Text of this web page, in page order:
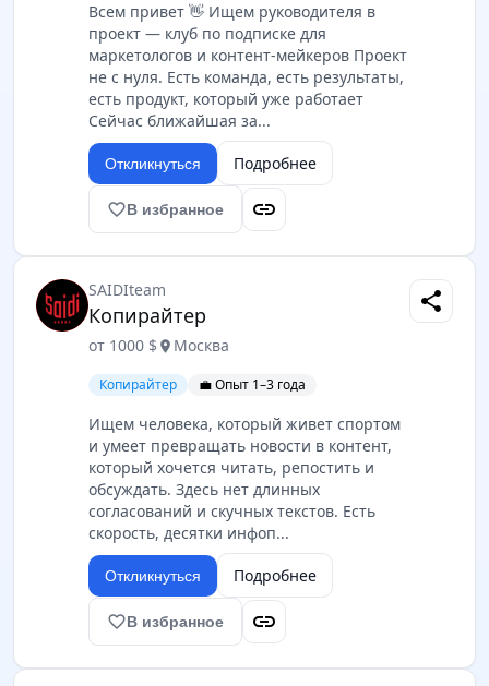
Всем привет 👋 Ищем руководителя в
проект — клуб по подписке для
маркетологов и контент-мейкеров Проект
не с нуля. Есть команда, есть результаты,
есть продукт, который уже работает
Сейчас ближайшая за...
Откликнуться Подробнее
favorite_borderВ избранное link
SAIDIteam
Копирайтер
от 1000 $ location_on Москва
Копирайтер 💼 Опыт 1–3 года
Ищем человека, который живет спортом
и умеет превращать новости в контент,
который хочется читать, репостить и
обсуждать. Здесь нет длинных
согласований и скучных текстов. Есть
скорость, десятки инфоп...
Откликнуться Подробнее
favorite_borderВ избранное link
share